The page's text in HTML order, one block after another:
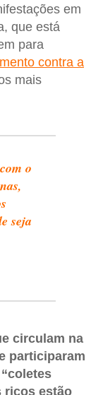
em
que está
para
contra a
mais
o
seja
circulam na
participaram
ricos estão